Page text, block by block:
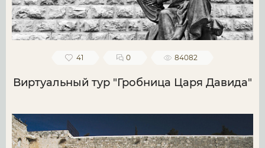
41 0 84082
Виртуальный тур "Гробница Царя Давида"